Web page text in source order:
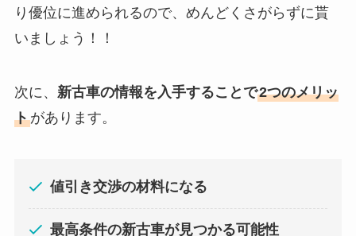
り優位に進められるので、めんどくさがらずに貰
いましょう！！
次に、 新古車の情報を入手することで2つのメリッ
トがあります。
値引き交渉の材料になる
最高条件の新古車が見つかる可能性